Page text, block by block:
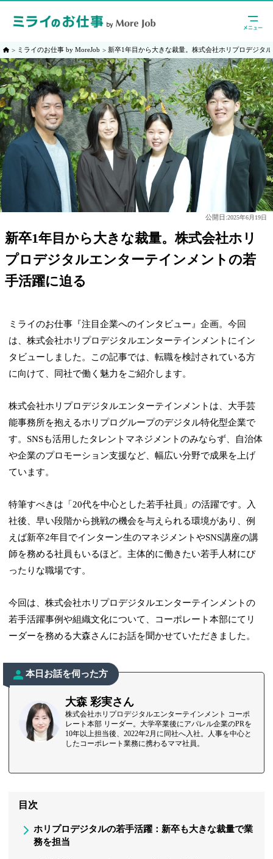
ミライのお仕事 by MoreJob 新卒1年目から大きな裁量。株式会社ホリプロデジタ
公開日:2025年6月19日
新卒1年目から大きな裁量。株式会社ホリ
プロデジタルエンターテインメントの若
手活躍に迫る
ミライのお仕事『注目企業へのインタビュー』企画。今回
は、株式会社ホリプロデジタルエンターテインメントにイン
タビューしました。この記事では、転職を検討されている方
に向けて、同社で働く魅力をご紹介します。
株式会社ホリプロデジタルエンターテインメントは、大手芸
能事務所を抱えるホリプログループのデジタル特化型企業で
す。SNSも活用したタレントマネジメントのみならず、自治体
や企業のプロモーション支援など、幅広い分野で成果を上げ
ています。
特筆すべきは「20代を中心とした若手社員」の活躍です。入
社後、早い段階から挑戦の機会を与えられる環境があり、例
えば新卒2年目でインターン生のマネジメントやSNS講座の講
師を務める社員もいるほど。主体的に働きたい若手人材にぴ
ったりな職場です。
今回は、株式会社ホリプロデジタルエンターテインメントの
若手活躍事例や組織文化について、コーポレート本部にてリ
ーダーを務める大森さんにお話を聞かせていただきました。
本日お話を伺った方
大森 彩実さん
株式会社ホリプロデジタルエンターテインメント コーポ
レート本部 リーダー。大学卒業後にアパレル企業のPRを
10年以上担当後、2022年2月に同社へ入社。人事を中心と
したコーポレート業務に携わるママ社員。
目次
ホリプロデジタルの若手活躍：新卒も大きな裁量で業
務を担当